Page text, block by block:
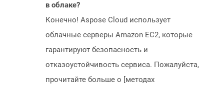
в облаке?
Конечно! Aspose Cloud использует
облачные серверы Amazon EC2, которые
гарантируют безопасность и
отказоустойчивость сервиса. Пожалуйста,
прочитайте больше о [методах